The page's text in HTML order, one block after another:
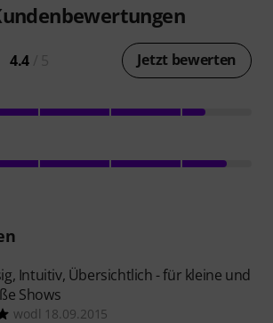
4.4 Jetzt bewerten
Intuitiv, Übersichtlich - für kleine und
Shows
wodl 18.09.2015